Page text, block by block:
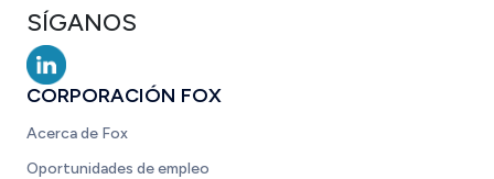
SÍGANOS
CORPORACIÓN FOX
Acerca de Fox
Oportunidades de empleo